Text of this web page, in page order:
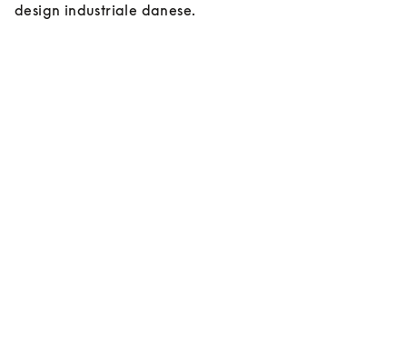
design industriale danese.